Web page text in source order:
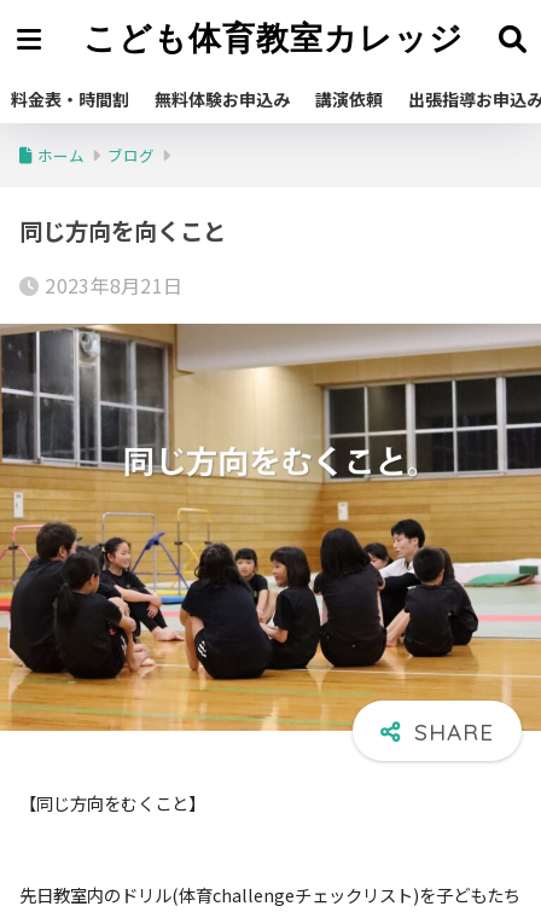
こども体育教室カレッジ
料金表・時間割 無料体験お申込み 講演依頼 出張指導お申込
ホーム ブログ
同じ方向を向くこと
2023年8月21日
【同じ方向をむくこと】
先日教室内のドリル(体育challengeチェックリスト)を子どもたち